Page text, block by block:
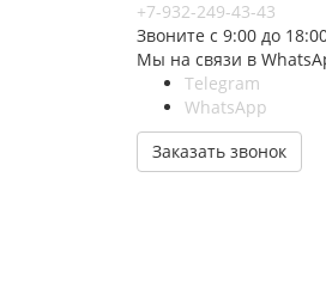
+7-932-249-43-43
Звоните с 9:00 до
Мы на связи в
Telegram
WhatsApp
Заказать звонок